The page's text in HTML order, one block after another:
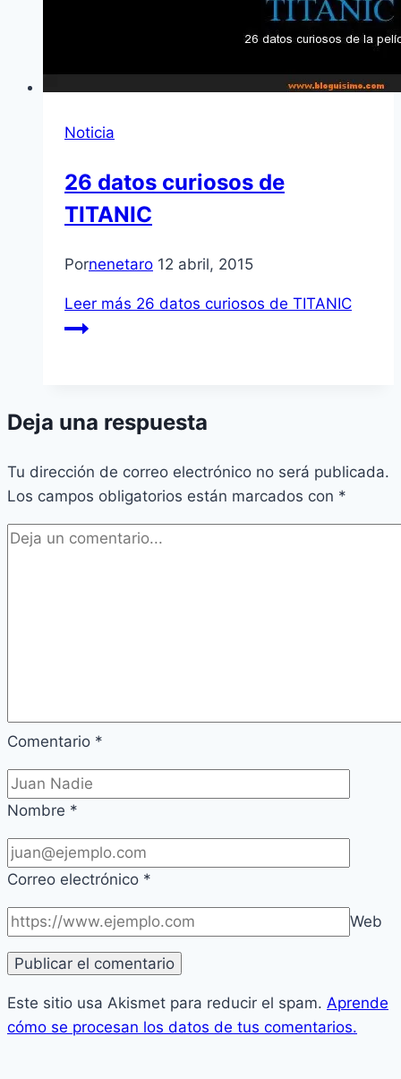
Noticia
26 datos curiosos de
TITANIC
Pornenetaro 12 abril, 2015
Leer más 26 datos curiosos de TITANIC
Deja una respuesta
Tu dirección de correo electrónico no será publicada.
Los campos obligatorios están marcados con *
Comentario *
Nombre *
Correo electrónico *
Web
Este sitio usa Akismet para reducir el spam. Aprende
cómo se procesan los datos de tus comentarios.